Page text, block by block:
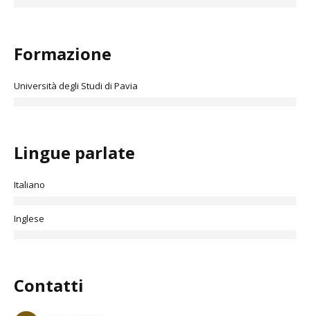
Formazione
Università degli Studi di Pavia
Lingue parlate
Italiano
Inglese
Contatti